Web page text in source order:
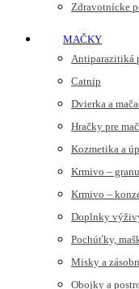
Zdravotnícke
MAČKY
Antiparazitiká
Catnip
Dvierka a
Hračky pre
Kozmetika a
Krmivo –
Krmivo –
Doplnky
Pochúťky,
Misky a
Obojky a